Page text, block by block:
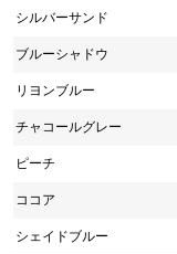
シルバーサンド
ブルーシャドウ
リヨンブルー
チャコールグレー
ピーチ
ココア
シェイドブルー